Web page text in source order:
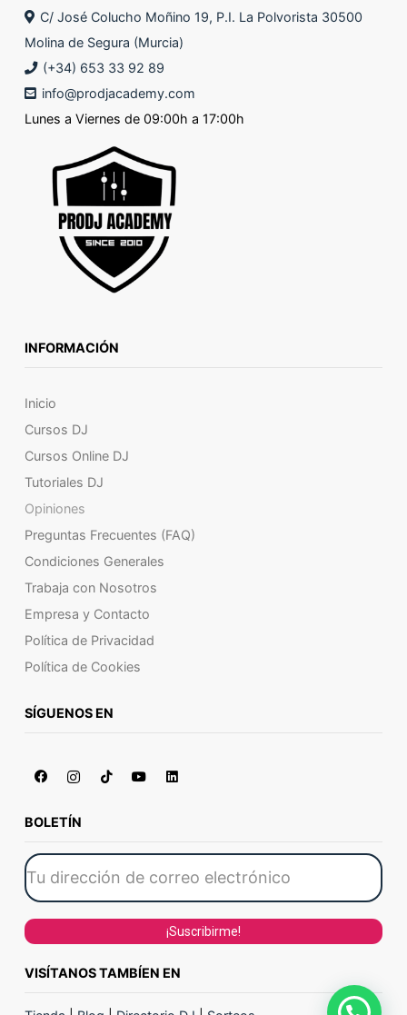
C/ José Colucho Moñino 19, P.I. La Polvorista 30500
Molina de Segura (Murcia)
(+34) 653 33 92 89
info@prodjacademy.com
Lunes a Viernes de 09:00h a 17:00h
INFORMACIÓN
Inicio
Cursos DJ
Cursos Online DJ
Tutoriales DJ
Opiniones
Preguntas Frecuentes (FAQ)
Condiciones Generales
Trabaja con Nosotros
Empresa y Contacto
Política de Privacidad
Política de Cookies
SÍGUENOS EN
BOLETÍN
VISÍTANOS TAMBÍEN EN